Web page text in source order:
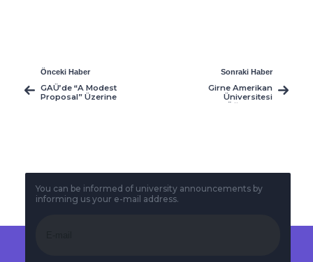
Önceki Haber
GAÜ’de “A Modest
Proposal” Üzerine
Sonraki Haber
Girne Amerikan
Üniversitesi
Öğrencileri
You can be informed of university announcements by
informing us your e-mail address.